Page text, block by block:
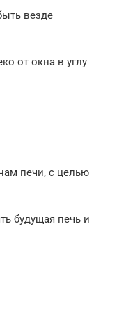
везде
от окна в углу
печи, с целью
будущая печь и